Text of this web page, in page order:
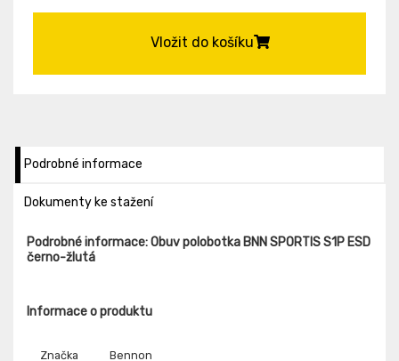
Vložit do košíku
Podrobné informace
Dokumenty ke stažení
Podrobné informace: Obuv polobotka BNN SPORTIS S1P ESD
černo-žlutá
Informace o produktu
Značka Bennon